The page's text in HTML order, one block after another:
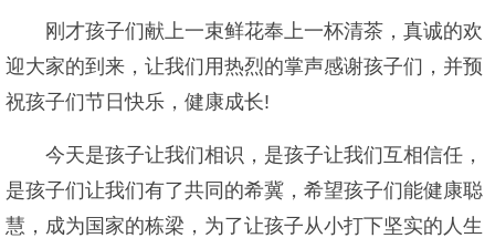
刚才孩子们献上一束鲜花奉上一杯清茶，真诚的欢
迎大家的到来，让我们用热烈的掌声感谢孩子们，并预
祝孩子们节日快乐，健康成长!
今天是孩子让我们相识，是孩子让我们互相信任，
是孩子们让我们有了共同的希冀，希望孩子们能健康聪
慧，成为国家的栋梁，为了让孩子从小打下坚实的人生